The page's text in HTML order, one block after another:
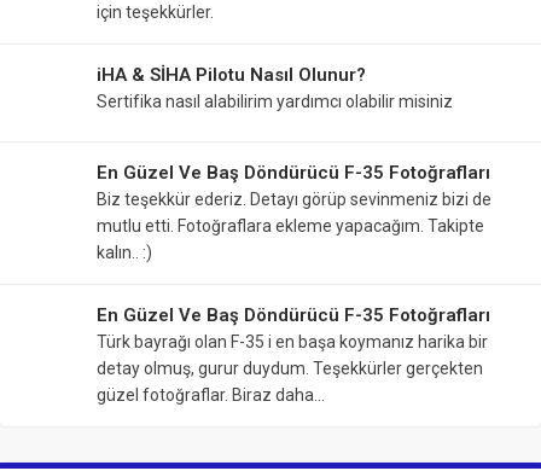
için teşekkürler.
iHA & SİHA Pilotu Nasıl Olunur?
Sertifika nasıl alabilirim yardımcı olabilir misiniz
En Güzel Ve Baş Döndürücü F-35 Fotoğrafları
Biz teşekkür ederiz. Detayı görüp sevinmeniz bizi de
mutlu etti. Fotoğraflara ekleme yapacağım. Takipte
kalın.. :)
En Güzel Ve Baş Döndürücü F-35 Fotoğrafları
Türk bayrağı olan F-35 i en başa koymanız harika bir
detay olmuş, gurur duydum. Teşekkürler gerçekten
güzel fotoğraflar. Biraz daha…